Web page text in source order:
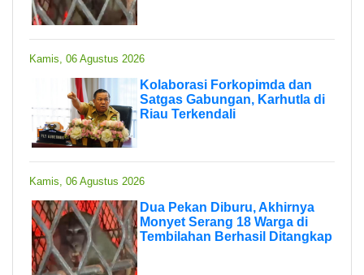
Kamis, 06 Agustus 2026
Kolaborasi Forkopimda dan
Satgas Gabungan, Karhutla di
Riau Terkendali
Kamis, 06 Agustus 2026
Dua Pekan Diburu, Akhirnya
Monyet Serang 18 Warga di
Tembilahan Berhasil Ditangkap